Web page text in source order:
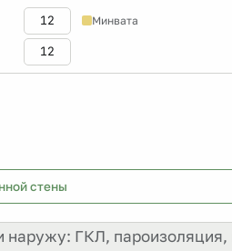
Минвата
стены
наружу: ГКЛ,